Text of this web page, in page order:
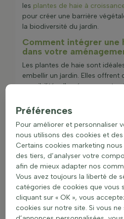
les plantes de haie à
pour créer une barrière
la biodiversité du jardin.
Comment intégrer une
dans votre
Les plantes de haie sont
embellir un jardin. Elles offrent
possibilités d'aménagement
fleuries
Utiliser des plantes de
bordure de massif,
esthétique et définissant
Planter des arbustes de
former une séparation
assurant intimité et
Opter pour des haies
végétale naturelle, idéale
objets inesthétiques ou
Préférences
Pour améliorer et personnaliser
nous utilisons des cookies et
Certains cookies marketing
des tiers, d’analyser votre
afin de mieux adapter nos
Vous avez toujours la liberté de
catégories de cookies que vous
cliquant sur « OK », vous
cookies sur notre site. Si vous